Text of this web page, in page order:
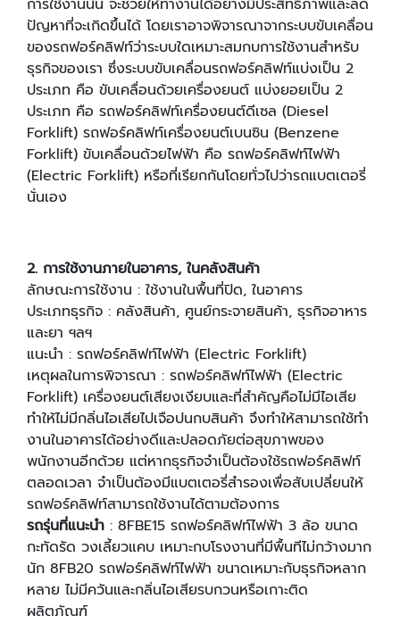
การใช้งานนั้น จะช่วยให้ทำงานได้อยางมีประสิทธิภาพและลด
ปัญหาที่จะเกิดขึ้นได้ โดยเราอาจพิจารณาจากระบบขับเคลื่อน
ของรถฟอร์คลิฟท์ว่าระบบใดเหมาะสมกบการใช้งานสำหรับ
ธุรกิจของเรา ซึ่งระบบขับเคลื่อนรถฟอร์คลิฟท์แบ่งเป็น 2
ประเภท คือ ขับเคลื่อนด้วยเครื่องยนต์ แบ่งยอยเป็น 2
ประเภท คือ รถฟอร์คลิฟท์เครื่องยนต์ดีเซล (Diesel
Forklift) รถฟอร์คลิฟท์เครื่องยนต์เบนซิน (Benzene
Forklift) ขับเคลื่อนด้วยไฟฟ้า คือ รถฟอร์คลิฟท์ไฟฟ้า
(Electric Forklift) หรือที่เรียกกันโดยทั่วไปว่ารถแบตเตอรี่
นั่นเอง
2. การใช้งานภายในอาคาร, ในคลังสินค้า
ลักษณะการใช้งาน : ใช้งานในพื้นที่ปิด, ในอาคาร
ประเภทธุรกิจ : คลังสินค้า, ศูนย์กระจายสินค้า, ธุรกิจอาหาร
และยา ฯลฯ
แนะนํา : รถฟอร์คลิฟท์ไฟฟ้า (Electric Forklift)
เหตุผลในการพิจารณา : รถฟอร์คลิฟท์ไฟฟ้า (Electric
Forklift) เครื่องยนต์เสียงเงียบและที่สําคัญคือไม่มีไอเสีย
ทําให้ไม่มีกลิ่นไอเสียไปเจือปนกบสินค้า จึงทําให้สามารถใช้ทํา
งานในอาคารได้อย่างดีและปลอดภัยต่อสุขภาพของ
พนักงานอีกด้วย แต่หากธุรกิจจําเป็นต้องใช้รถฟอร์คลิฟท์
ตลอดเวลา จําเป็นต้องมีแบตเตอรี่สํารองเพื่อสับเปลี่ยนให้
รถฟอร์คลิฟท์สามารถใช้งานได้ตามต้องการ
รถรุ่นที่แนะนํา : 8FBE15 รถฟอร์คลิฟท์ไฟฟ้า 3 ล้อ ขนาด
กะทัดรัด วงเลี้ยวแคบ เหมาะกบโรงงานที่มีพื้นทีไม่กว้างมาก
นัก 8FB20 รถฟอร์คลิฟท์ไฟฟ้า ขนาดเหมาะกับธุรกิจหลาก
หลาย ไม่มีควันและกลิ่นไอเสียรบกวนหรือเกาะติด
ผลิตภัณฑ์